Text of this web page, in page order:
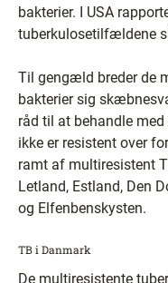
bakterier. I USA
tuberkulosetilfældene
Til gengæld breder de
bakterier sig
råd til at behandle
ikke er resistent over
ramt af multiresistent
Letland, Estland, Den
og Elfenbenskysten.
TB i Danmark
De multiresistente